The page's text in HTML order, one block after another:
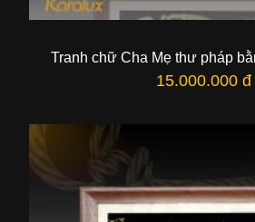
Tranh chữ Cha Mẹ thư pháp
15.000.000 đ